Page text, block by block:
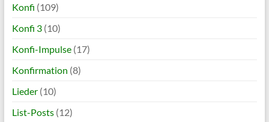
Konfi (109)
Konfi 3(10)
Konfi-Impulse(17)
Konfirmation (8)
Lieder(10)
List-Posts(12)